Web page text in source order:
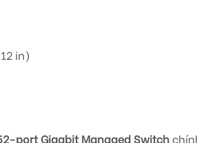
in)
port Gigabit Managed Switch